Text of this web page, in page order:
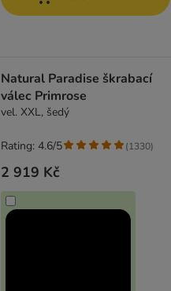
Natural Paradise škrabací
válec Primrose
vel. XXL, šedý
2 919 Kč
Rating: 4.6/5 (1330)